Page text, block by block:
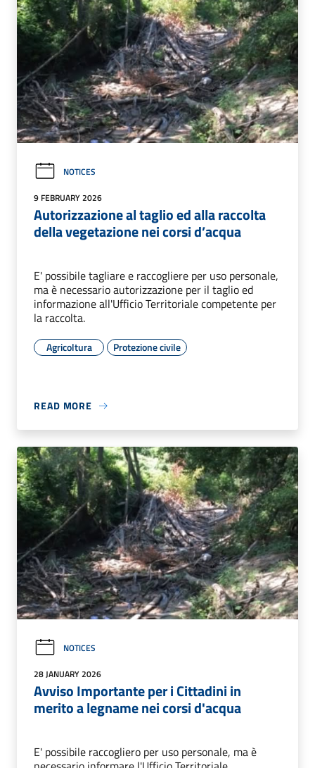
NOTICES
9 FEBRUARY 2026
Autorizzazione al taglio ed alla raccolta
della vegetazione nei corsi d’acqua
E' possibile tagliare e raccogliere per uso personale,
ma è necessario autorizzazione per il taglio ed
informazione all'Ufficio Territoriale competente per
la raccolta.
Agricoltura Protezione civile
READ MORE
NOTICES
28 JANUARY 2026
Avviso Importante per i Cittadini in
merito a legname nei corsi d'acqua
E' possibile raccogliero per uso personale, ma è